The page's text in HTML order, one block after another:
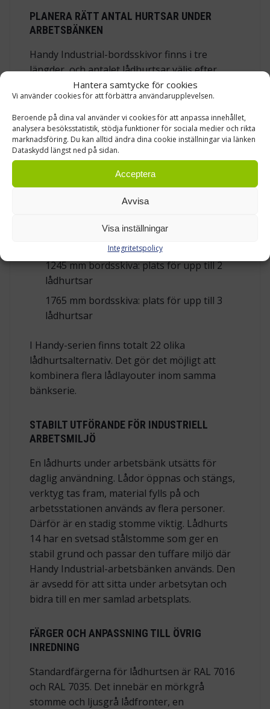
Hantera samtycke för cookies
Vi använder cookies för att förbättra användarupplevelsen.
Beroende på dina val använder vi cookies för att anpassa innehållet,
analysera besöksstatistik, stödja funktioner för sociala medier och rikta
marknadsföring. Du kan alltid ändra dina cookie inställningar via länken
Dataskydd längst ned på sidan.
Acceptera
Avvisa
Visa inställningar
Integritetspolicy
PLANERA RÄTT ANTAL HURTSAR UNDER
ARBETSBÄNKEN
Handy Industrial-bordsskivor finns i tre
längder, och antalet lådhurtsar väljs efter
skivans längd. Under en 725 mm lång skiva
ryms en lådhurts. Under en 1245 mm lång
skiva ryms två lådhurtsar. Under en 1765 mm
lång skiva ryms tre lådhurtsar. Det gör det
enkelt att anpassa förvaringen efter
arbetsplatsens uppgift: en smal station kan få
en kompakt lösning, medan en längre
industriarbetsbänk kan byggas med flera
hurtsar och fler lådkombinationer.
725 mm bordsskiva: plats för upp till 1
1245 mm bordsskiva: plats för upp till 2
lådhurtsar
1765 mm bordsskiva: plats för upp till 3
lådhurtsar
I Handy-serien finns totalt 22 olika
lådhurtsalternativ. Det gör det möjligt att
kombinera flera lådlayouter inom samma
bänkserie.
STABILT UTFÖRANDE FÖR INDUSTRIELL
ARBETSMILJÖ
En lådhurts under arbetsbänk utsätts för
daglig användning. Lådor öppnas och stängs,
verktyg tas fram, material fylls på och
arbetsstationen används av flera personer.
Därför är en stadig stomme viktig. Lådhurts
14 har en svetsad stålstomme som ger en
stabil grund och passar den tuffare miljö där
Handy Industrial-arbetsbänken används. Den
är avsedd för att sitta under arbetsytan och
bidra till en mer samlad arbetsplats.
FÄRGER OCH ANPASSNING TILL ÖVRIG
INREDNING
Standardfärgerna för lådhurtsen är RAL 7016
och RAL 7035. Det innebär en mörkgrå
stomme och ljusgrå lådfronter, en